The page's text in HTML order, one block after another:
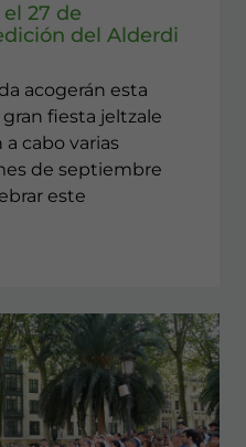
27 de
del Alderdi
acogerán esta
fiesta jeltzale
a cabo varias
de septiembre
este